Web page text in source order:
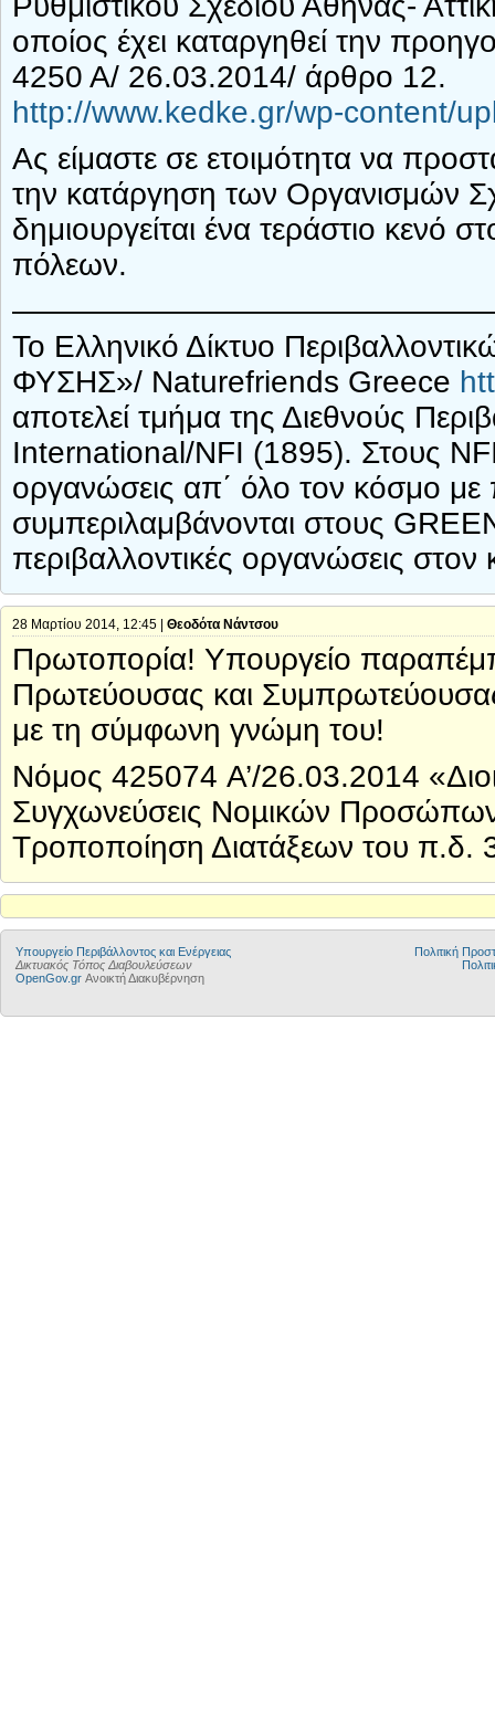
οποίος έχει καταργηθεί την
4250 Α/ 26.03.2014/ άρθρο 12.
http://www.kedke.gr/wp-content/
Ας είμαστε σε ετοιμότητα να
την κατάργηση των Οργανισμών
δημιουργείται ένα τεράστιο κενό
πόλεων.
Το Ελληνικό Δίκτυο
ΦΥΣΗΣ»/ Naturefriends Greece
αποτελεί τμήμα της Διεθνούς
International/NFI (1895). Στους
οργανώσεις απ΄ όλο τον κόσμο
συμπεριλαμβάνονται στους
περιβαλλοντικές οργανώσεις
28 Μαρτίου 2014, 12:45 | Θεοδότα Νάντσου
Πρωτοπορία! Υπουργείο
Πρωτεύουσας και
με τη σύμφωνη γνώμη του!
Νόμος 425074 A’/26.03.2014
Συγχωνεύσεις Νοµικών
Τροποποίηση Διατάξεων του π.δ.
Yπουργείο Περιβάλλοντος και Ενέργειας
Δικτυακός Τόπος Διαβουλεύσεων
OpenGov.gr Ανοικτή Διακυβέρνηση
Πολιτική